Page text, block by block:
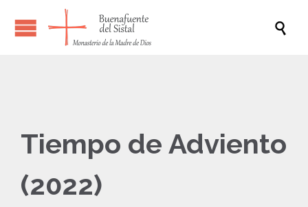

Tiempo de Adviento
(2022)